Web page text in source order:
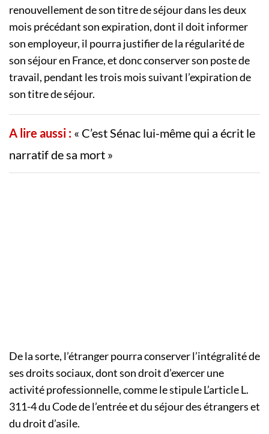
renouvellement de son titre de séjour dans les deux
mois précédant son expiration, dont il doit informer
son employeur, il pourra justifier de la régularité de
son séjour en France, et donc conserver son poste de
travail, pendant les trois mois suivant l’expiration de
son titre de séjour.
A lire aussi : « C’est Sénac lui-même qui a écrit le
narratif de sa mort »
De la sorte, l’étranger pourra conserver l’intégralité de
ses droits sociaux, dont son droit d’exercer une
activité professionnelle, comme le stipule L’article L.
311-4 du Code de l’entrée et du séjour des étrangers et
du droit d’asile.